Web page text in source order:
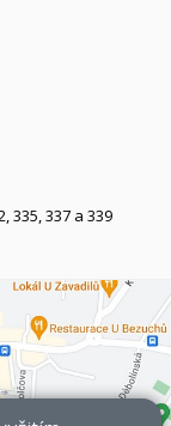
335, 337 a 339